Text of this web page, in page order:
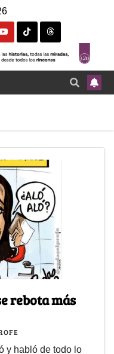
rebota más
y habló de todo lo